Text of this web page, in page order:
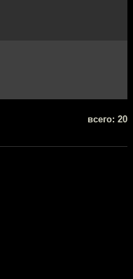
всего: 20